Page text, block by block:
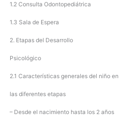
1.2 Consulta Odontopediátrica
1.3 Sala de Espera
2. Etapas del Desarrollo
Psicológico
2.1 Características generales del niño en
las diferentes etapas
– Desde el nacimiento hasta los 2 años